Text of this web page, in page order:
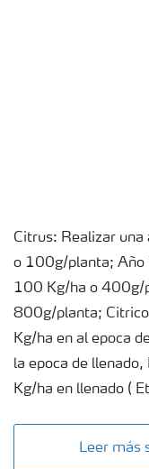
Citrus: Realizar
o 100g/planta;
100 Kg/ha o 400g/
800g/planta;
Kg/ha en al epoca
la epoca de
Kg/ha en llenado (
Leer más